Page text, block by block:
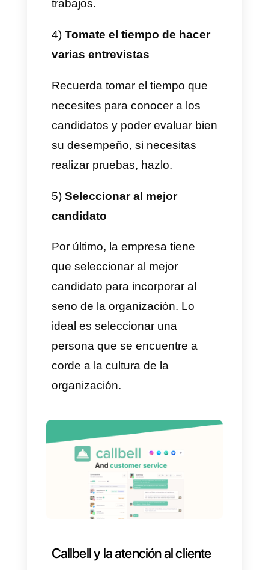
No significa que se deba tomar
a la ligera su contratación,
como mencionamos
anteriormente, esta persona
tendrá el primer contacto y trato
con todos los clientes que
escriban y llamen a tu empresa
impacto en como perciben a tu
Es así, como vemos que este
puesto no requiere gran
experiencia, pero sí cualidades
que hemos compartido más
arriba en este artículo.
mostrarte 5 tips efectivos
para elegir al mejor
representante de atención al
cliente para tu empresa:
la empresa